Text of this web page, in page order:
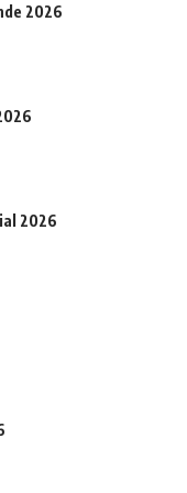
2026
2026